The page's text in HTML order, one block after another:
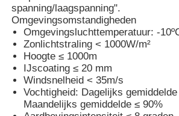
VR-show
Over ons
Fabrieksreis
spanning/laagspanning".
Omgevingsomstandigheden
Omgevingsluchttemperatuur: -
Zonlichtstraling < 1000W/m²
Hoogte ≤ 1000m
IJscoating ≤ 20 mm
Windsnelheid < 35m/s
Vochtigheid: Dagelijks
Maandelijks gemiddelde ≤ 90%